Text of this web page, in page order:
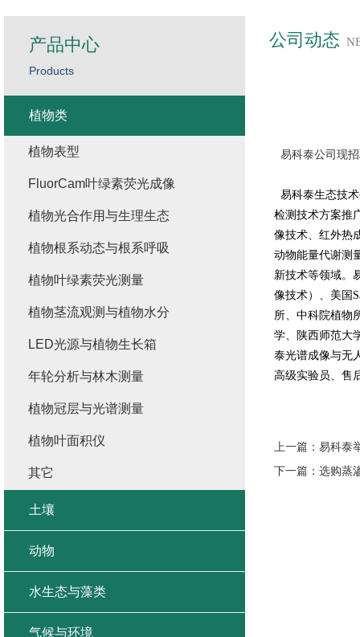
公司动态
易科泰公司现
易科泰生态技
检测技术方案推
像技术、红外热
动物能量代谢测
新技术等领域。
像技术）、美国
所、中科院植物
学、陕西师范大
泰光谱成像与无
高级实验员、售
上一篇： 易科泰
下一篇： 选购蒸
产品中心
Products
植物类
植物表型
FluorCam叶绿素荧光成像
植物光合作用与生理生态
植物根系动态与根系呼吸
植物叶绿素荧光测量
植物茎流观测与植物水分
LED光源与植物生长箱
年轮分析与林木测量
植物冠层与光谱测量
植物叶面积仪
其它
土壤
动物
水生态与藻类
气候与环境